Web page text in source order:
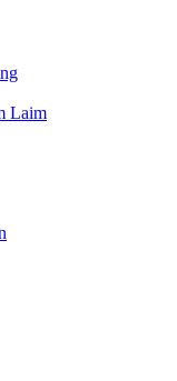
Laim